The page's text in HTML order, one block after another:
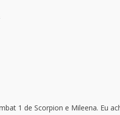
1 de Scorpion e Mileena. Eu